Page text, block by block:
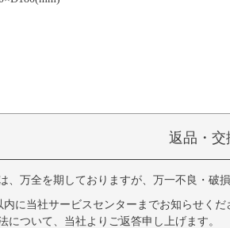
返品・交
、万全を期しておりますが、万一不良・破
に当社サービスセンターまでお知らせくだ
について、当社よりご返答申し上げます。